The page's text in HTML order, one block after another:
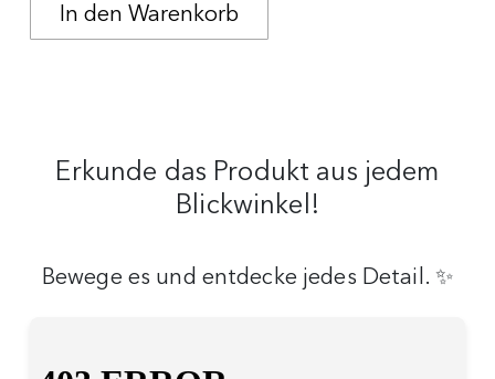
Erkunde das Produkt aus jedem
Blickwinkel!
Bewege es und entdecke jedes Detail. ✨